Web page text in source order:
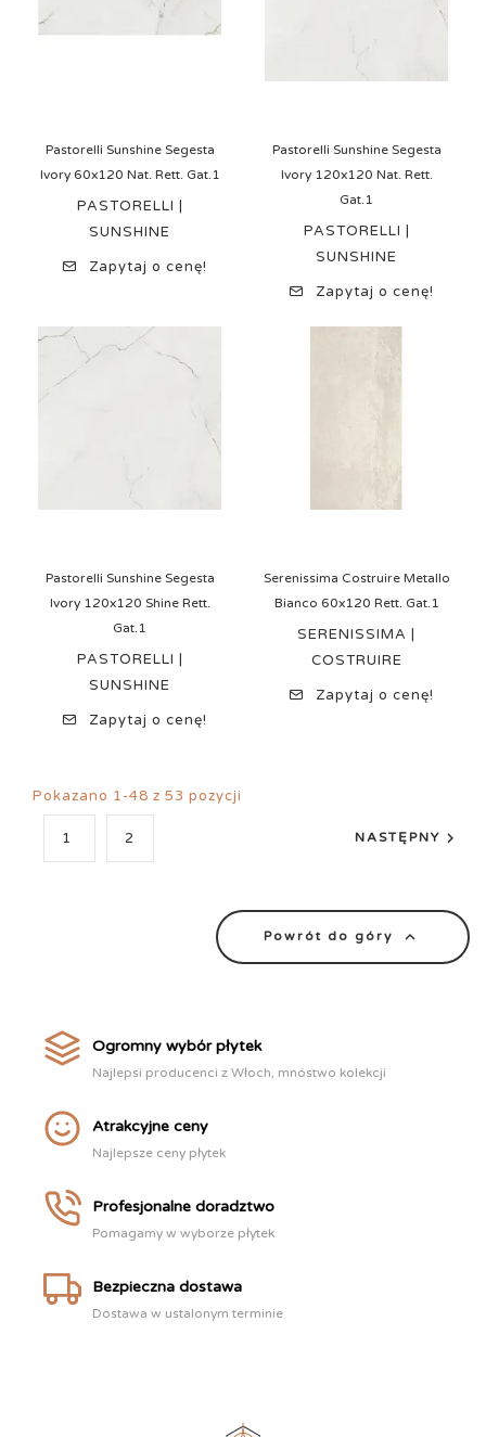
Pastorelli Sunshine Segesta
Ivory 60x120 Nat. Rett. Gat.1
PASTORELLI |
SUNSHINE
Zapytaj o cenę!
Pastorelli Sunshine Segesta
Ivory 120x120 Nat. Rett.
Gat.1
PASTORELLI |
SUNSHINE
Zapytaj o cenę!
Pastorelli Sunshine Segesta
Ivory 120x120 Shine Rett.
Gat.1
PASTORELLI |
SUNSHINE
Zapytaj o cenę!
Serenissima Costruire Metallo
Bianco 60x120 Rett. Gat.1
SERENISSIMA |
COSTRUIRE
Zapytaj o cenę!
Pokazano 1-48 z 53 pozycji
1 2 NASTĘPNY 
Powrót do góry 
Ogromny wybór płytek
Najlepsi producenci z Włoch, mnóstwo kolekcji
Atrakcyjne ceny
Najlepsze ceny płytek
Profesjonalne doradztwo
Pomagamy w wyborze płytek
Bezpieczna dostawa
Dostawa w ustalonym terminie